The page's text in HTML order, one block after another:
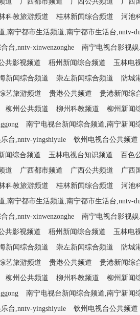
科教旅游频道 桂林新闻综合频道 河池
,南宁都市生活频道,南宁都市生活台,nntv-
台,nntv-xinwenzonghe
南宁电视台影视
共影视频道 梧州新闻综合频道 玉林电
新闻综合频道 崇左新闻综合频道 防城
艺旅游频道 贵港公共频道 贵港新闻综
柳州公共频道 柳州科教频道 柳州新闻
南宁电视台新闻综合频道,南宁新闻
台,nntv-yingshiyule
钦州电视台公共频道
闻综合频道 玉林电视台知识频道 百色
道 广西都市频道 广西公共频道 广西
科教旅游频道 桂林新闻综合频道 河池
,南宁都市生活频道,南宁都市生活台,nntv-
台,nntv-xinwenzonghe
南宁电视台影视
共影视频道 梧州新闻综合频道 玉林电
新闻综合频道 崇左新闻综合频道 防城
艺旅游频道 贵港公共频道 贵港新闻综
柳州公共频道 柳州科教频道 柳州新闻
南宁电视台新闻综合频道,南宁新闻
台,nntv-yingshiyule
钦州电视台公共频道